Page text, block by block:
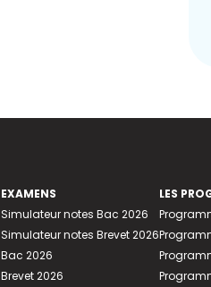
EXAMENS
Simulateur notes Bac 2026
Simulateur notes Brevet 2026
Bac 2026
Brevet 2026
LES